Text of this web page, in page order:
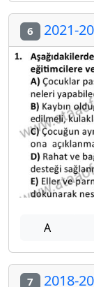
6 2021-
A
7 2018-